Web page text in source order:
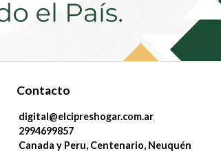
Contacto
digital@elcipreshogar.com.ar
2994699857
Canada y Peru, Centenario, Neuquén